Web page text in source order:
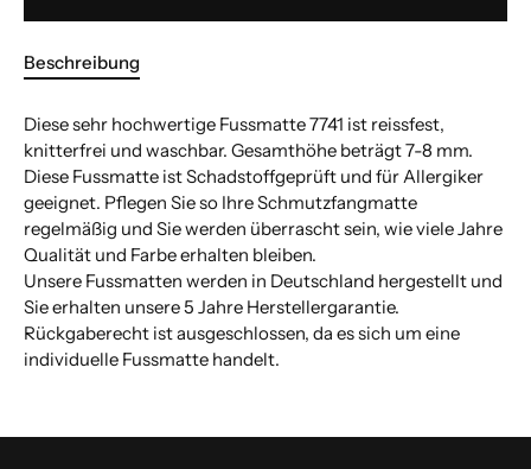
Beschreibung
Diese sehr hochwertige Fussmatte 7741 ist reissfest,
knitterfrei und waschbar. Gesamthöhe beträgt 7-8 mm.
Diese Fussmatte ist Schadstoffgeprüft und für Allergiker
geeignet. Pflegen Sie so Ihre Schmutzfangmatte
regelmäßig und Sie werden überrascht sein, wie viele Jahre
Qualität und Farbe erhalten bleiben.
Unsere Fussmatten werden in Deutschland hergestellt und
Sie erhalten unsere 5 Jahre Herstellergarantie.
Rückgaberecht ist ausgeschlossen, da es sich um eine
individuelle Fussmatte handelt.